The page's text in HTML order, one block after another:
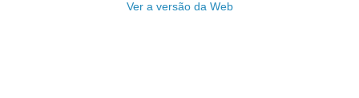
Ver a versão da Web